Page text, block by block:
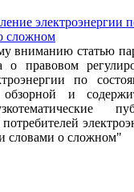
электроэнергии
сложном
вниманию статью
о правовом
по
обзорной и
потребителей
словами о сложном"